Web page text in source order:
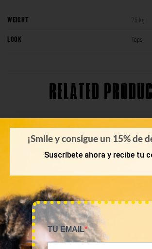
WEIGHT 7,5 kg
LOOK Tops
RELATED
¡Smile y consigue un 15% de
Suscríbete ahora y recibe tu
TU EMAIL